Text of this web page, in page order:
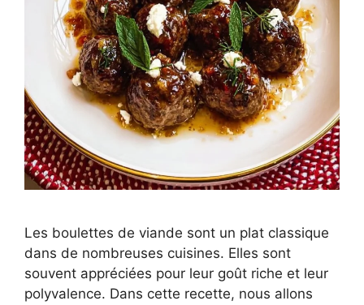
Les boulettes de viande sont un plat classique
dans de nombreuses cuisines. Elles sont
souvent appréciées pour leur goût riche et leur
polyvalence. Dans cette recette, nous allons